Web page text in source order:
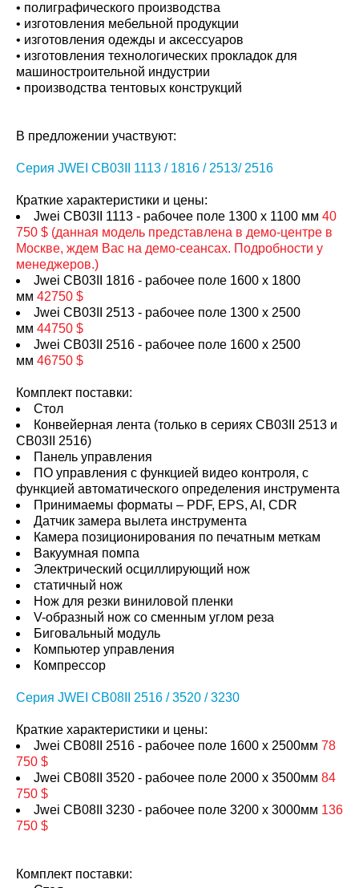
• полиграфического производства
• изготовления мебельной продукции
• изготовления одежды и аксессуаров
• изготовления технологических прокладок для
машиностроительной индустрии
• производства тентовых конструкций
В предложении участвуют:
Серия JWEI CB03II 1113 / 1816 / 2513/ 2516
Краткие характеристики и цены:
Jwei CB03II 1113 - рабочее поле 1300 x 1100 мм 40
750 $ (данная модель представлена в демо-центре в
Москве, ждем Вас на демо-сеансах. Подробности у
менеджеров.)
Jwei CB03II 1816 - рабочее поле 1600 x 1800
мм 42750 $
Jwei CB03II 2513 - рабочее поле 1300 x 2500
мм 44750 $
Jwei CB03II 2516 - рабочее поле 1600 x 2500
мм 46750 $
Комплект поставки:
Стол
Конвейерная лента (только в сериях CB03II 2513 и
CB03II 2516)
Панель управления
ПО управления с функцией видео контроля, с
функцией автоматического определения инструмента
Принимаемы форматы – PDF, EPS, AI, CDR
Датчик замера вылета инструмента
Камера позиционирования по печатным меткам
Вакуумная помпа
Электрический осциллирующий нож
статичный нож
Нож для резки виниловой пленки
V-образный нож со сменным углом реза
Биговальный модуль
Компьютер управления
Компрессор
Серия JWEI CB08II 2516 / 3520 / 3230
Краткие характеристики и цены:
Jwei CB08II 2516 - рабочее поле 1600 x 2500мм 78
750 $
Jwei CB08II 3520 - рабочее поле 2000 x 3500мм 84
750 $
Jwei CB08II 3230 - рабочее поле 3200 x 3000мм 136
750 $
Комплект поставки: